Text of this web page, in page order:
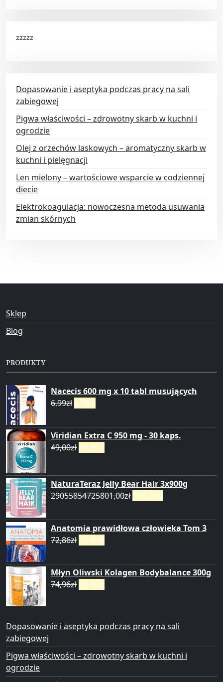
zzzzz
Dopasowanie i aseptyka podczas pracy na sali
zabiegowej
Pigwa właściwości – zdrowotny skarb w kuchni i
ogrodzie
Olej z orzechów laskowych – aromatyczny skarb w
kuchni i pielęgnacji
Len mielony – wartościowe wsparcie w codziennej
diecie
Elektrokoagulacja: nowoczesna metoda usuwania
zmian skórnych
Sklep
Blog
PRODUKTY
Nacecis 600 mg x 10 tabl musujących
6,99zł 6,98zł
Viridian Extra C 950 mg - 30 kaps.
49,00zł48,99zł
NaturaTeraz Jelly Bear Hair 3x900g
29055854725801,00zł 290,00zł
Anatomia prawidłowa człowieka Tom 3
72,86zł 72,80zł
Młyn Oliwski Kolagen Bodybalance 300g
74,96zł 74,90zł
Dopasowanie i aseptyka podczas pracy na sali
zabiegowej
Pigwa właściwości – zdrowotny skarb w kuchni i
ogrodzie